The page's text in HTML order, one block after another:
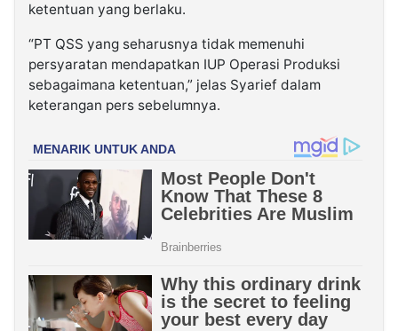
ketentuan yang berlaku.
“PT QSS yang seharusnya tidak memenuhi
persyaratan mendapatkan IUP Operasi Produksi
sebagaimana ketentuan,” jelas Syarief dalam
keterangan pers sebelumnya.